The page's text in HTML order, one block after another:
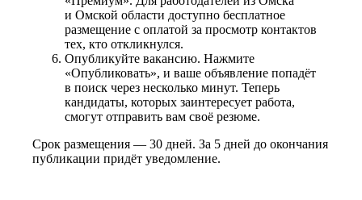
и Омской области доступно бесплатное
размещение с оплатой за просмотр контактов
тех, кто откликнулся.
Опубликуйте вакансию. Нажмите
«Опубликовать», и ваше объявление попадёт
в поиск через несколько минут. Теперь
кандидаты, которых заинтересует работа,
смогут отправить вам своё резюме.
Срок размещения — 30 дней. За 5 дней до окончания
публикации придёт уведомление.